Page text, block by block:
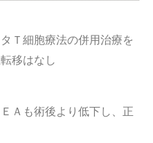
Ｔ細胞療法の併用治療を
移はなし
Ａも術後より低下し、正